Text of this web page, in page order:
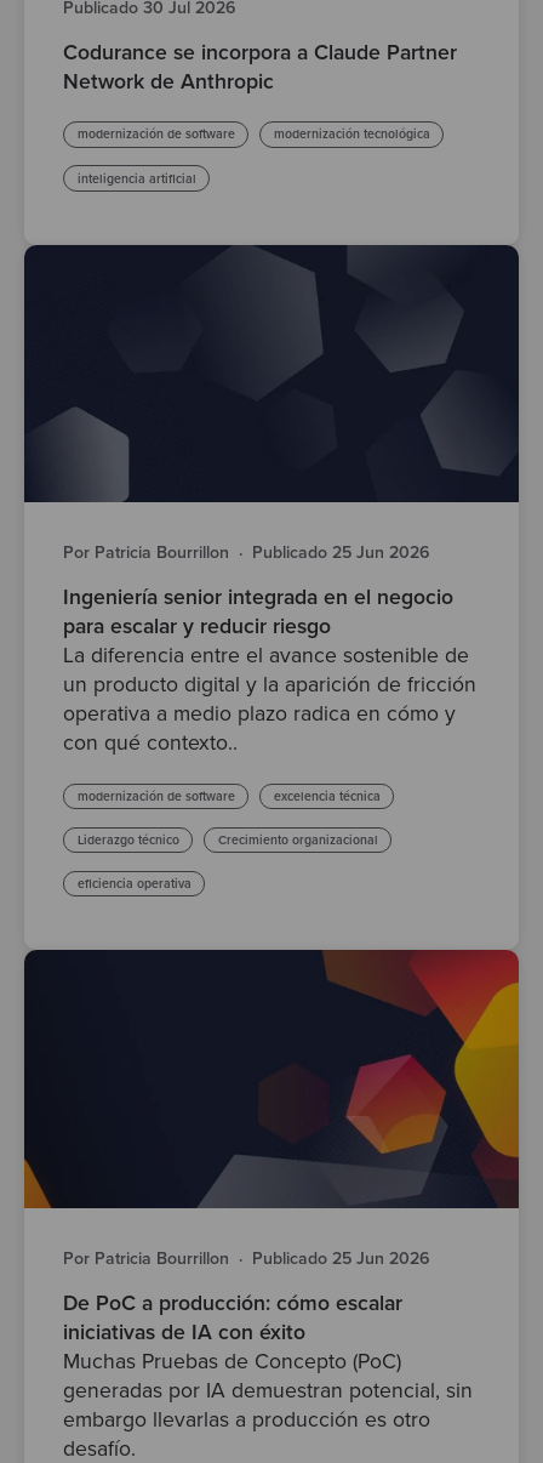
Publicado 30 Jul 2026
Codurance se incorpora a Claude Partner
Network de Anthropic
modernización de software modernización tecnológica
inteligencia artificial
Por Patricia Bourrillon · Publicado 25 Jun 2026
Ingeniería senior integrada en el negocio
para escalar y reducir riesgo
La diferencia entre el avance sostenible de
un producto digital y la aparición de fricción
operativa a medio plazo radica en cómo y
con qué contexto..
modernización de software excelencia técnica
Liderazgo técnico Crecimiento organizacional
eficiencia operativa
Por Patricia Bourrillon · Publicado 25 Jun 2026
De PoC a producción: cómo escalar
iniciativas de IA con éxito
Muchas Pruebas de Concepto (PoC)
generadas por IA demuestran potencial, sin
embargo llevarlas a producción es otro
desafío.